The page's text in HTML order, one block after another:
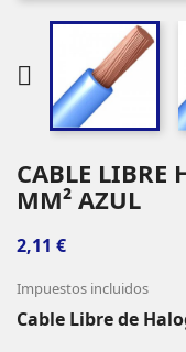

CABLE LIBRE
MM² AZUL
2,11 €
Impuestos incluidos
Cable Libre de